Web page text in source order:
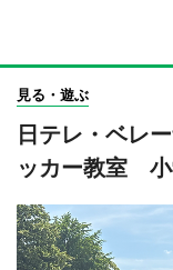
見る・遊ぶ
日テレ・ベレ
ッカー教室